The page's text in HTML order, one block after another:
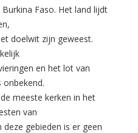
Faso. Het land lijdt
doelwit zijn geweest.
en het lot van
meeste kerken in het
van
gebieden is er geen